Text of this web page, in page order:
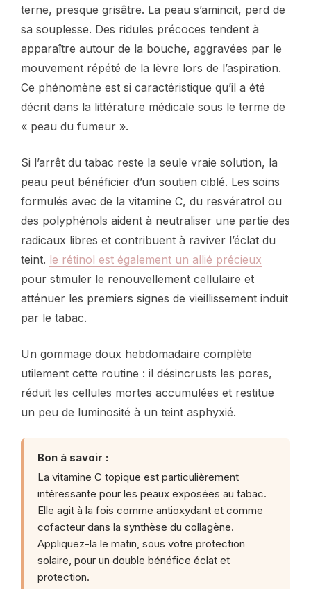
terne, presque grisâtre. La peau s’amincit, perd de
sa souplesse. Des ridules précoces tendent à
apparaître autour de la bouche, aggravées par le
mouvement répété de la lèvre lors de l’aspiration.
Ce phénomène est si caractéristique qu’il a été
décrit dans la littérature médicale sous le terme de
« peau du fumeur ».
Si l’arrêt du tabac reste la seule vraie solution, la
peau peut bénéficier d’un soutien ciblé. Les soins
formulés avec de la vitamine C, du resvératrol ou
des polyphénols aident à neutraliser une partie des
radicaux libres et contribuent à raviver l’éclat du
teint. le rétinol est également un allié précieux
pour stimuler le renouvellement cellulaire et
atténuer les premiers signes de vieillissement induit
par le tabac.
Un gommage doux hebdomadaire complète
utilement cette routine : il désincrusts les pores,
réduit les cellules mortes accumulées et restitue
un peu de luminosité à un teint asphyxié.
Bon à savoir :
La vitamine C topique est particulièrement
intéressante pour les peaux exposées au tabac.
Elle agit à la fois comme antioxydant et comme
cofacteur dans la synthèse du collagène.
Appliquez-la le matin, sous votre protection
solaire, pour un double bénéfice éclat et
protection.